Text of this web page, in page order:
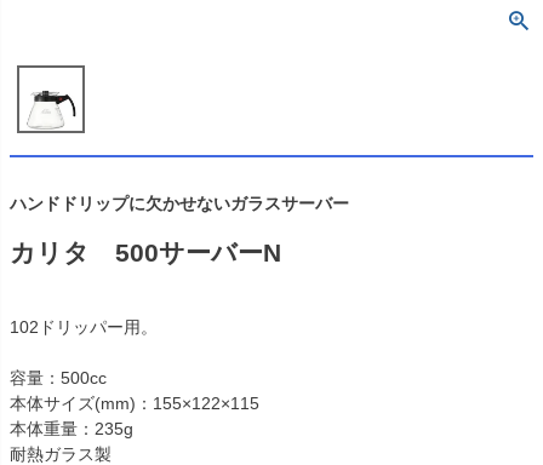
ハンドドリップに欠かせないガラスサーバー
カリタ 500サーバーN
102ドリッパー用。
容量：500cc
本体サイズ(mm)：155×122×115
本体重量：235g
耐熱ガラス製